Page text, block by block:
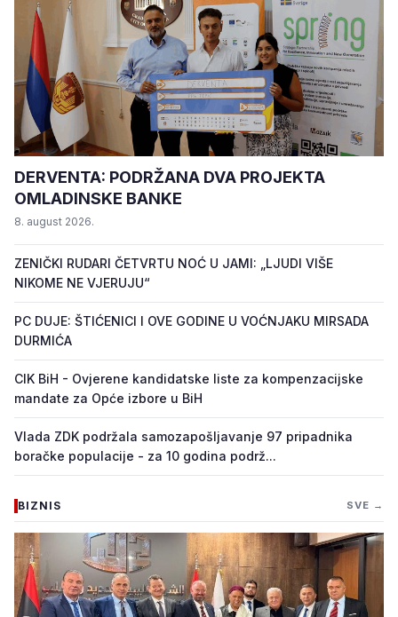
DERVENTA: PODRŽANA DVA PROJEKTA
OMLADINSKE BANKE
8. august 2026.
ZENIČKI RUDARI ČETVRTU NOĆ U JAMI: „LJUDI VIŠE
NIKOME NE VJERUJU“
PC DUJE: ŠTIĆENICI I OVE GODINE U VOĆNJAKU MIRSADA
DURMIĆA
CIK BiH - Ovjerene kandidatske liste za kompenzacijske
mandate za Opće izbore u BiH
Vlada ZDK podržala samozapošljavanje 97 pripadnika
boračke populacije - za 10 godina podrž...
BIZNIS SVE →